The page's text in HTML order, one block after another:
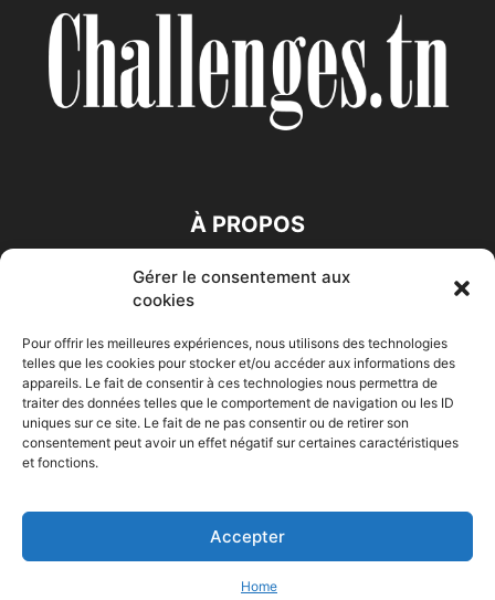
Gérer le consentement aux
cookies
Pour offrir les meilleures expériences, nous utilisons des technologies
telles que les cookies pour stocker et/ou accéder aux informations des
appareils. Le fait de consentir à ces technologies nous permettra de
traiter des données telles que le comportement de navigation ou les ID
uniques sur ce site. Le fait de ne pas consentir ou de retirer son
consentement peut avoir un effet négatif sur certaines caractéristiques
et fonctions.
Accepter
Home
À PROPOS
SUIVEZ NOUS
Accueil Economie Entreprises Entrepreneur Afrique
HIGH-TECH Auto-Moto
© Challenges.tn By AAKOM.DIGITAL